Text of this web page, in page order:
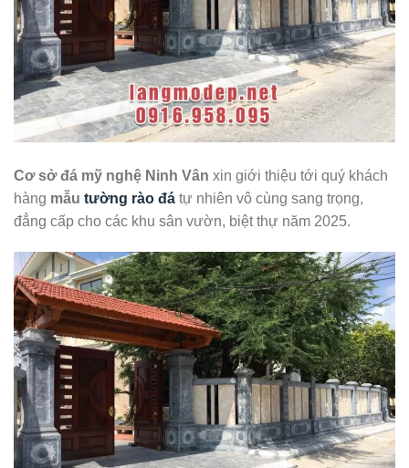
Cơ sở đá mỹ nghệ Ninh Vân xin giới thiệu tới quý khách
hàng mẫu tường rào đá tự nhiên vô cùng sang trọng,
đẳng cấp cho các khu sân vườn, biệt thự năm 2025.